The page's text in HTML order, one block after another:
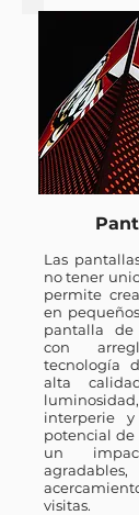
Las
no tener
permite
en
pantalla de
con
tecnología
alta
interperie
potencial de
un
visitas.